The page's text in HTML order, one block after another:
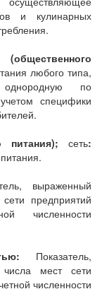
и кулинарных
(общественного
любого типа,
по
специфики
питания); сеть:
выраженный
предприятий
численности
Показатель,
числа мест сети
численности